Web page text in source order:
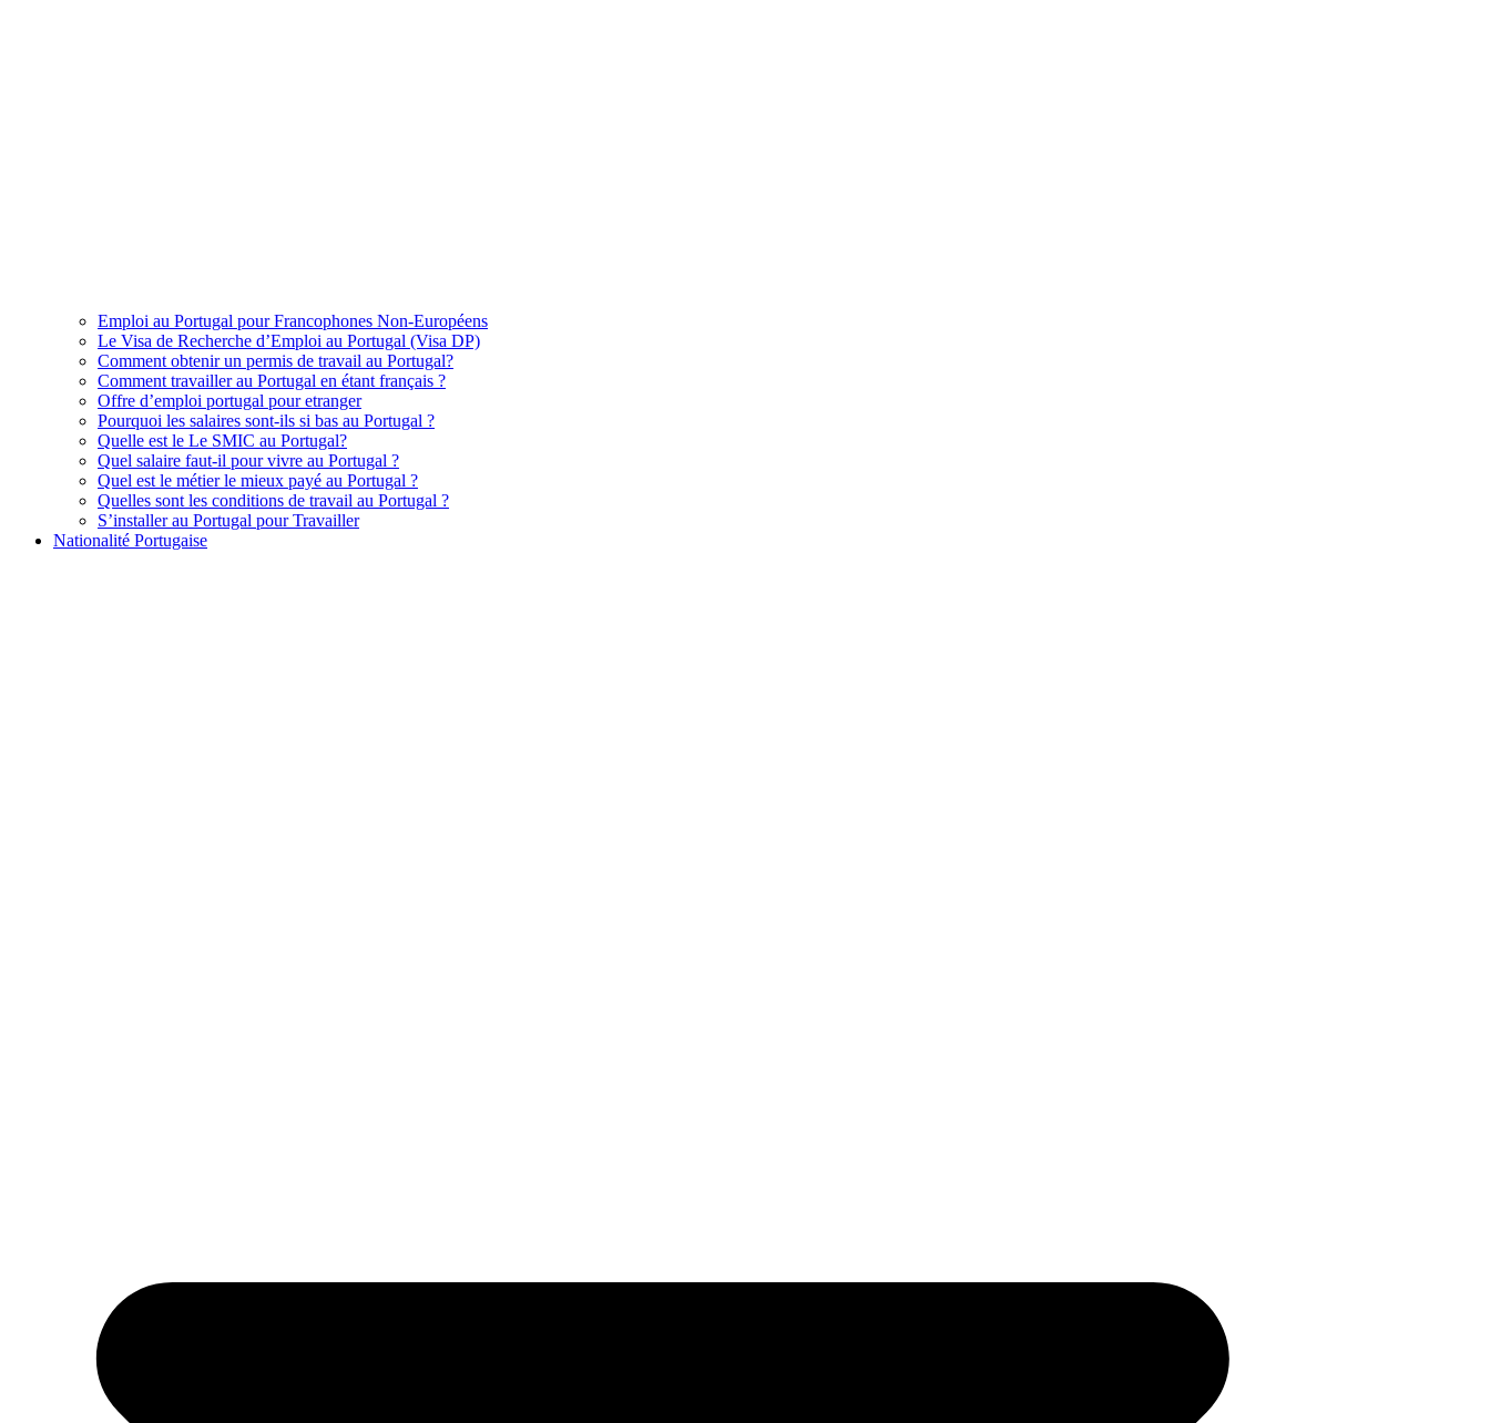
Emploi au Portugal pour Francophones Non-Européens
Le Visa de Recherche d’Emploi au Portugal (Visa DP)
Comment obtenir un permis de travail au Portugal?
Comment travailler au Portugal en étant français ?
Offre d’emploi portugal pour etranger
Pourquoi les salaires sont-ils si bas au Portugal ?
Quelle est le Le SMIC au Portugal?
Quel salaire faut-il pour vivre au Portugal ?
Quel est le métier le mieux payé au Portugal ?
Quelles sont les conditions de travail au Portugal ?
S’installer au Portugal pour Travailler
Nationalité Portugaise